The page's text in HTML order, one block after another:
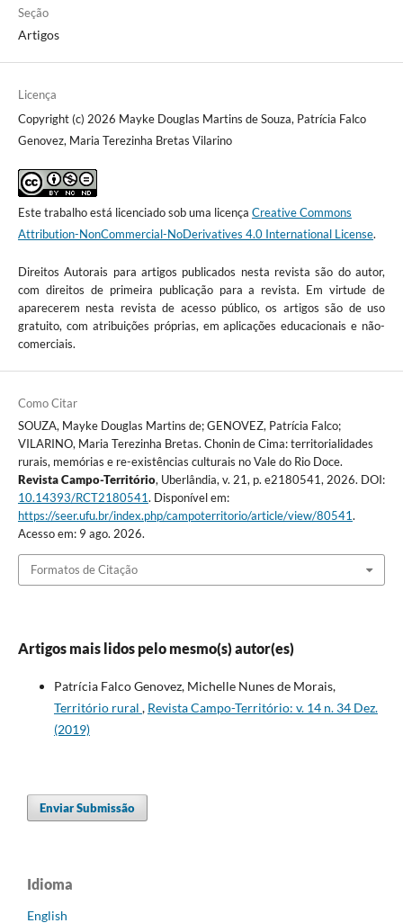
Seção
Artigos
Licença
Copyright (c) 2026 Mayke Douglas Martins de Souza, Patrícia Falco
Genovez, Maria Terezinha Bretas Vilarino
Este trabalho está licenciado sob uma licença Creative Commons
Attribution-NonCommercial-NoDerivatives 4.0 International License.
Direitos Autorais para artigos publicados nesta revista são do autor,
com direitos de primeira publicação para a revista. Em virtude de
aparecerem nesta revista de acesso público, os artigos são de uso
gratuito, com atribuições próprias, em aplicações educacionais e não-
comerciais.
Como Citar
SOUZA, Mayke Douglas Martins de; GENOVEZ, Patrícia Falco;
VILARINO, Maria Terezinha Bretas. Chonin de Cima: territorialidades
rurais, memórias e re-existências culturais no Vale do Rio Doce.
Revista Campo-Território, Uberlândia, v. 21, p. e2180541, 2026. DOI:
10.14393/RCT2180541. Disponível em:
https://seer.ufu.br/index.php/campoterritorio/article/view/80541.
Acesso em: 9 ago. 2026.
Formatos de Citação
Artigos mais lidos pelo mesmo(s) autor(es)
Patrícia Falco Genovez, Michelle Nunes de Morais,
Território rural , Revista Campo-Território: v. 14 n. 34 Dez.
(2019)
Enviar Submissão
Idioma
English